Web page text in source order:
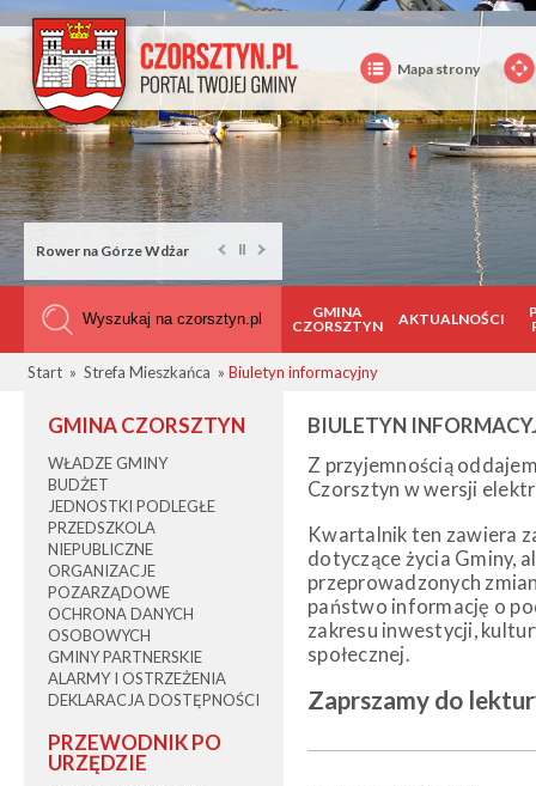
Mapa strony
Rower na Górze Wdżar
GMINA
CZORSZTYN
AKTUALNOŚCI
Start » Strefa Mieszkańca » Biuletyn informacyjny
GMINA CZORSZTYN
WŁADZE GMINY
BUDŻET
JEDNOSTKI PODLEGŁE
PRZEDSZKOLA
NIEPUBLICZNE
ORGANIZACJE
POZARZĄDOWE
OCHRONA DANYCH
OSOBOWYCH
GMINY PARTNERSKIE
ALARMY I OSTRZEŻENIA
DEKLARACJA DOSTĘPNOŚCI
PRZEWODNIK PO
URZĘDZIE
BIULETYN
Z przyjemnością
Czorsztyn w wersji
Kwartalnik ten zawiera
dotyczące życia Gminy,
przeprowadzonych
państwo informację o
zakresu inwestycji,
społecznej.
Zaprszamy do